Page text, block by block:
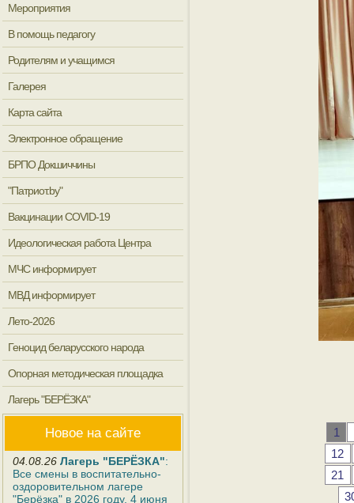
Мероприятия
В помощь педагогу
Родителям и учащимся
Галерея
Карта сайта
Электронное обращение
БРПО Докшиччины
"Патриот.by"
Вакцинации COVID-19
Идеологическая работа Центра
МЧС информирует
МВД информирует
Лето-2026
Геноцид беларусского народа
Опорная методическая площадка
Лагерь "БЕРЁЗКА"
Новое на сайте
04.08.26 Лагерь "БЕРЁЗКА":
Все смены в воспитательно-
оздоровительном лагере
"Берёзка" в 2026 году. 4 июня
1
12
21